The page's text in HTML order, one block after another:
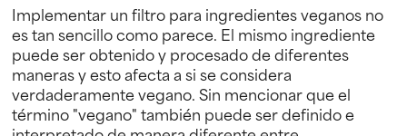
Implementar un filtro para ingredientes veganos no
es tan sencillo como parece. El mismo ingrediente
puede ser obtenido y procesado de diferentes
maneras y esto afecta a si se considera
verdaderamente vegano. Sin mencionar que el
término "vegano" también puede ser definido e